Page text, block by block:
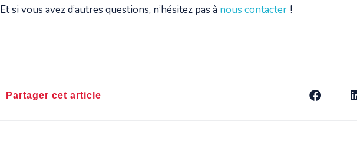
Et si vous avez d’autres questions, n’hésitez pas à nous contacter !
Partager cet article